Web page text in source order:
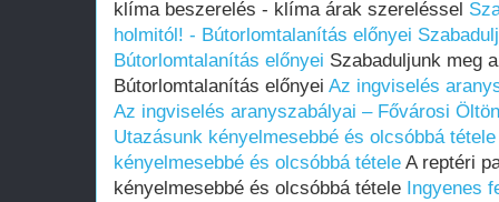
klíma beszerelés - klíma árak szereléssel
holmitól! - Bútorlomtalanítás előnyei
Bútorlomtalanítás előnyei Szabaduljunk meg
Bútorlomtalanítás előnyei Az ingviselés
Az ingviselés aranyszabályai – Fővárosi
Utazásunk kényelmesebbé és olcsóbbá tétele
kényelmesebbé és olcsóbbá tétele A reptéri
kényelmesebbé és olcsóbbá tétele Ingyenes